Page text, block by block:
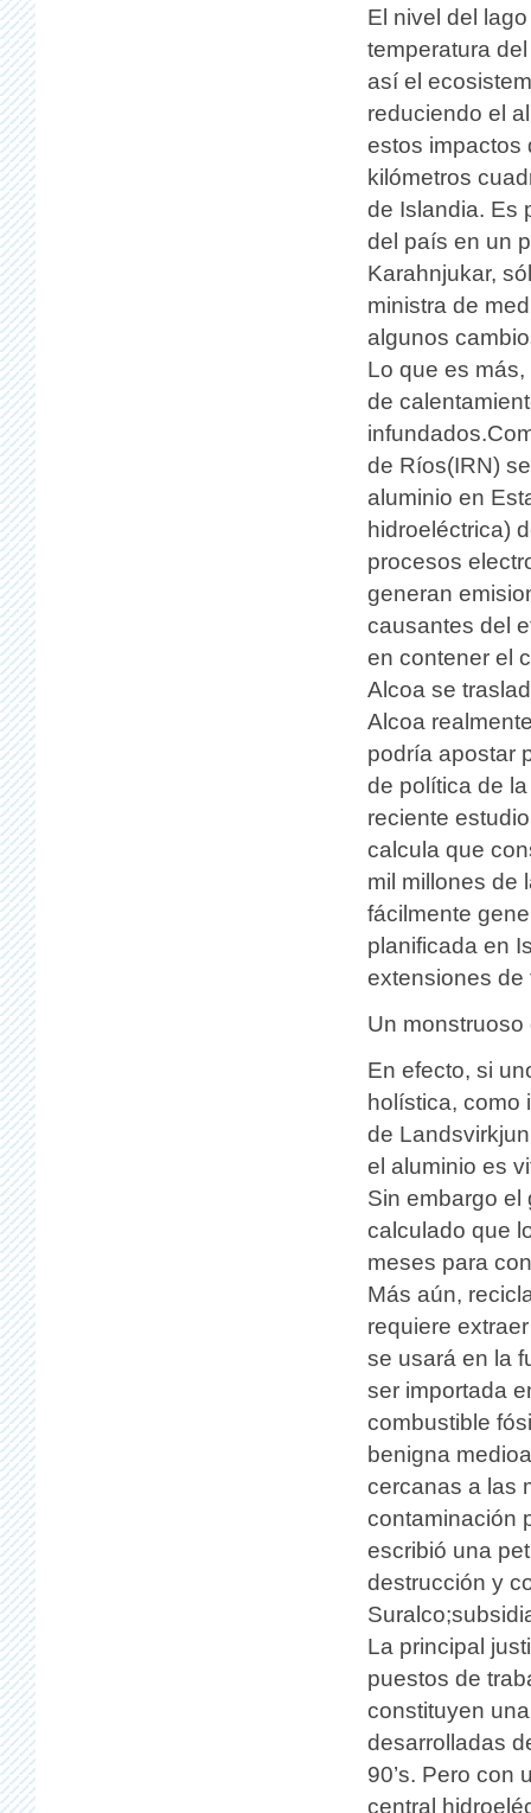
El nivel del
temperatura
así el
reduciendo el
estos impactos
kilómetros
de Islandia. Es
del país en un
Karahnjukar,
ministra de
algunos
Lo que es
de
de Ríos(IRN)
aluminio en
hidroeléctrica)
procesos
generan
causantes del
en contener el
Alcoa se
Alcoa
podría apostar
de política de
reciente
calcula que
mil millones de
fácilmente
planificada en
extensiones de
Un
En efecto, si
holística, como
de
el aluminio es
Sin embargo el
calculado que
meses para
Más aún,
requiere
se usará en la
ser importada
combustible
benigna
cercanas a las
contaminación
escribió una
destrucción y
La principal
puestos de
constituyen
desarrolladas
90’s. Pero con
central